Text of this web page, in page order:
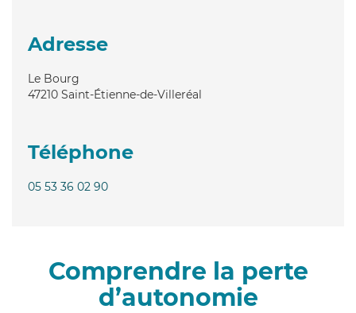
Adresse
Le Bourg
47210 Saint-Étienne-de-Villeréal
Téléphone
05 53 36 02 90
Comprendre la perte
d’autonomie